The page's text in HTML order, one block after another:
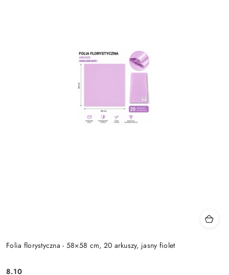
Folia florystyczna - 58×58 cm, 20 arkuszy, jasny fiolet
8.10